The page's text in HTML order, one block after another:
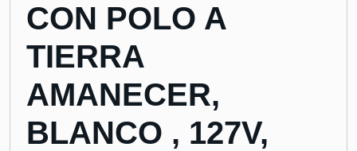
CON POLO A
TIERRA
AMANECER,
BLANCO , 127V,